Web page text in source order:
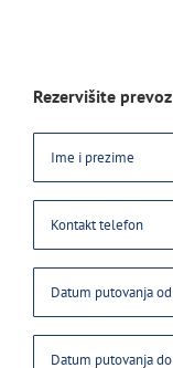
Rezervišite prevoz